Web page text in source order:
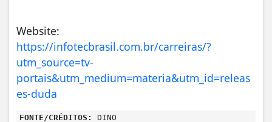
Website:
https://infotecbrasil.com.br/carreiras/?
utm_source=tv-
portais&utm_medium=materia&utm_id=releas
es-duda
FONTE/CRÉDITOS: DINO